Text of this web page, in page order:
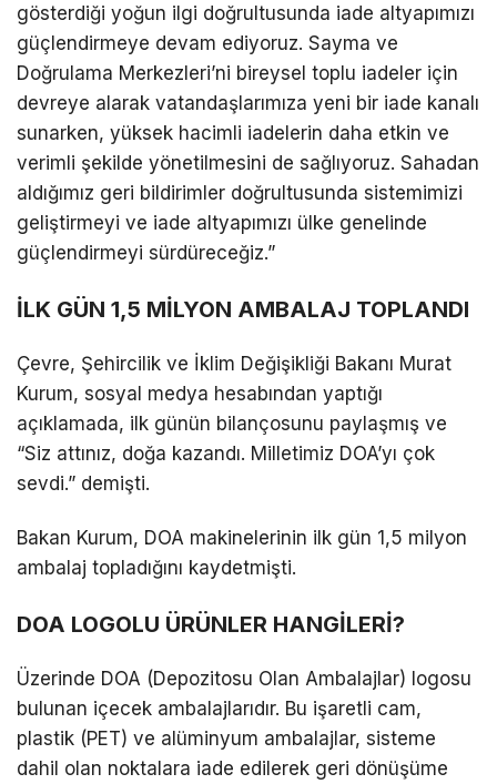
gösterdiği yoğun ilgi doğrultusunda iade altyapımızı
güçlendirmeye devam ediyoruz. Sayma ve
Doğrulama Merkezleri’ni bireysel toplu iadeler için
devreye alarak vatandaşlarımıza yeni bir iade kanalı
sunarken, yüksek hacimli iadelerin daha etkin ve
verimli şekilde yönetilmesini de sağlıyoruz. Sahadan
aldığımız geri bildirimler doğrultusunda sistemimizi
geliştirmeyi ve iade altyapımızı ülke genelinde
güçlendirmeyi sürdüreceğiz.”
İLK GÜN 1,5 MİLYON AMBALAJ TOPLANDI
Çevre, Şehircilik ve İklim Değişikliği Bakanı Murat
Kurum, sosyal medya hesabından yaptığı
açıklamada, ilk günün bilançosunu paylaşmış ve
“Siz attınız, doğa kazandı. Milletimiz DOA’yı çok
sevdi.” demişti.
Bakan Kurum, DOA makinelerinin ilk gün 1,5 milyon
ambalaj topladığını kaydetmişti.
DOA LOGOLU ÜRÜNLER HANGİLERİ?
Üzerinde DOA (Depozitosu Olan Ambalajlar) logosu
bulunan içecek ambalajlarıdır. Bu işaretli cam,
plastik (PET) ve alüminyum ambalajlar, sisteme
dahil olan noktalara iade edilerek geri dönüşüme